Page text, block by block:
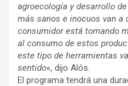
agroecología y desarrollo
más sanos e inocuos van a
consumidor está tomando
al consumo de estos
este tipo de herramientas
sentido«, dijo Alós.
El programa tendrá una